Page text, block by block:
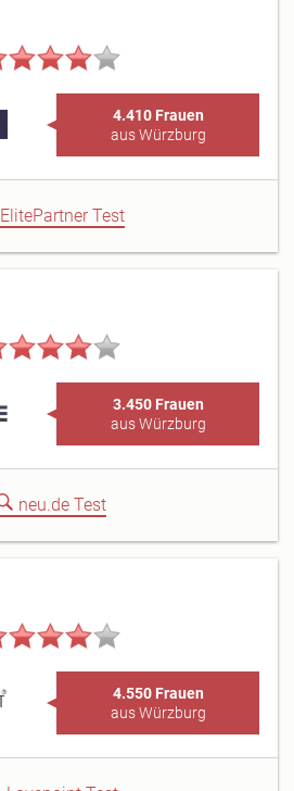
4.410 Frauen
aus Würzburg
ElitePartner Test
3.450 Frauen
aus Würzburg
neu.de Test
4.550 Frauen
aus Würzburg